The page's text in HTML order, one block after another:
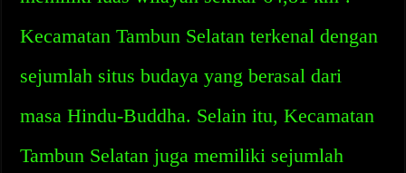
Kecamatan Tambun Selatan terkenal dengan
sejumlah situs budaya yang berasal dari
masa Hindu-Buddha. Selain itu, Kecamatan
Tambun Selatan juga memiliki sejumlah